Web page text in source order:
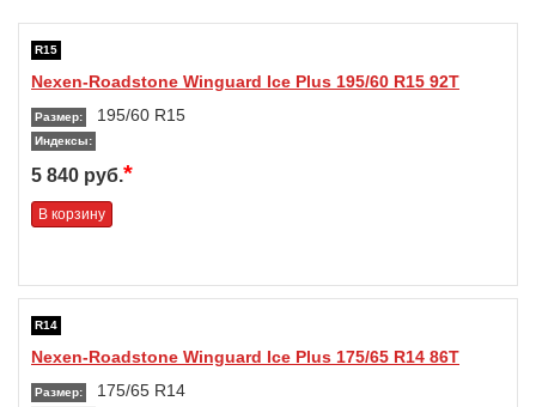
R15
Nexen-Roadstone Winguard Ice Plus 195/60 R15 92T
Размер: 195/60 R15
Индексы:
5 840 руб.*
В корзину
R14
Nexen-Roadstone Winguard Ice Plus 175/65 R14 86T
Размер: 175/65 R14